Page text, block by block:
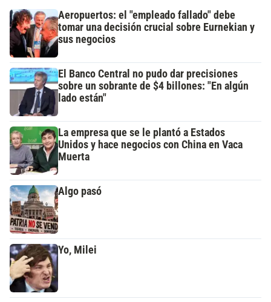
Aeropuertos: el "empleado fallado" debe
tomar una decisión crucial sobre Eurnekian y
sus negocios
El Banco Central no pudo dar precisiones
sobre un sobrante de $4 billones: "En algún
lado están"
La empresa que se le plantó a Estados
Unidos y hace negocios con China en Vaca
Muerta
Algo pasó
Yo, Milei